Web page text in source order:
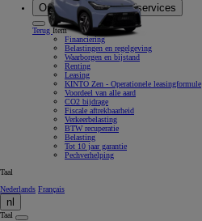
Onze oplossingen & services
Terug Item
Financiering
Belastingen en regelgeving
Waarborgen en bijstand
Renting
Leasing
KINTO Zen - Operationele leasingformule
Voordeel van alle aard
CO2 bijdrage
Fiscale aftrekbaarheid
Verkeerbelasting
BTW recuperatie
Belasting
Tot 10 jaar garantie
Pechverhelping
Taal
Nederlands Français
nl
Taal